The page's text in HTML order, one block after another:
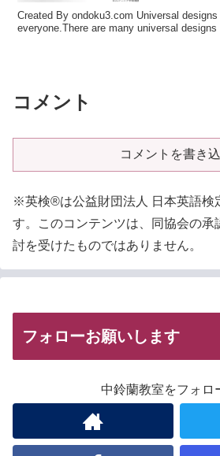
Created By ondoku3.com Universal
everyone.There are many universal designs
コメント
コメントを書き
※英検®は公益財団法人 日本英語検
す。このコンテンツは、同協会の承
討を受けたものではありません。
フォローお願いします
中鈴蘭教室をフォロ